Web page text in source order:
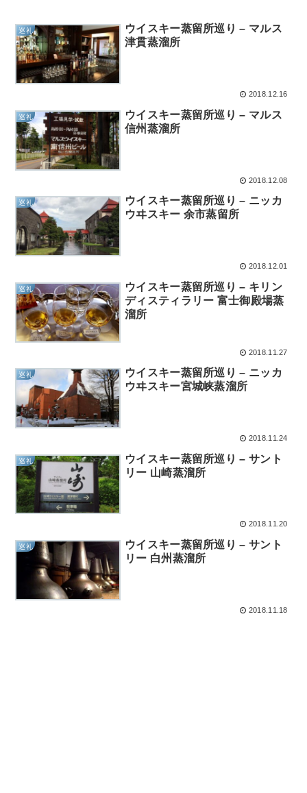
巡礼
ウイスキー蒸留所巡り – マルス
津貫蒸溜所
2018.12.16
巡礼
ウイスキー蒸留所巡り – マルス
信州蒸溜所
2018.12.08
巡礼
ウイスキー蒸留所巡り – ニッカ
ウヰスキー 余市蒸留所
2018.12.01
巡礼
ウイスキー蒸留所巡り – キリン
ディスティラリー 富士御殿場蒸
溜所
2018.11.27
巡礼
ウイスキー蒸留所巡り – ニッカ
ウヰスキー宮城峡蒸溜所
2018.11.24
巡礼
ウイスキー蒸留所巡り – サント
リー 山崎蒸溜所
2018.11.20
巡礼
ウイスキー蒸留所巡り – サント
リー 白州蒸溜所
2018.11.18